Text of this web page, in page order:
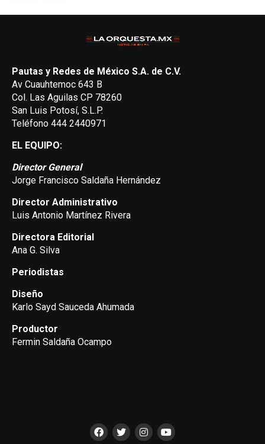
Pautas y Redes de México S.A. de C.V.
Av Cuauhtemoc 643 B
Col. Las Aguilas CP 78260
San Luis Potosí, S.L.P.
Teléfono 444 2440971
EL EQUIPO:
Director General
Jorge Francisco Saldaña Hernández
Director Administrativo
Luis Antonio Martínez Rivera
Directora Editorial
Ana G. Silva
Periodistas
Diseño
Karlo Sayd Sauceda Ahumada
Productor
Fermin Saldaña Ocampo